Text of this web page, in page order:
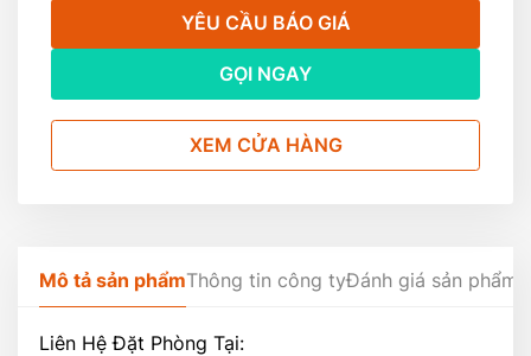
YÊU CẦU BÁO GIÁ
GỌI NGAY
XEM CỬA HÀNG
Mô tả sản phẩmThông tin công tyĐánh giá sản phẩm
Liên Hệ Đặt Phòng Tại: